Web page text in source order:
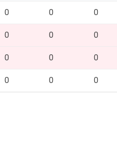
0 0 0
0 0 0
0 0 0
0 0 0